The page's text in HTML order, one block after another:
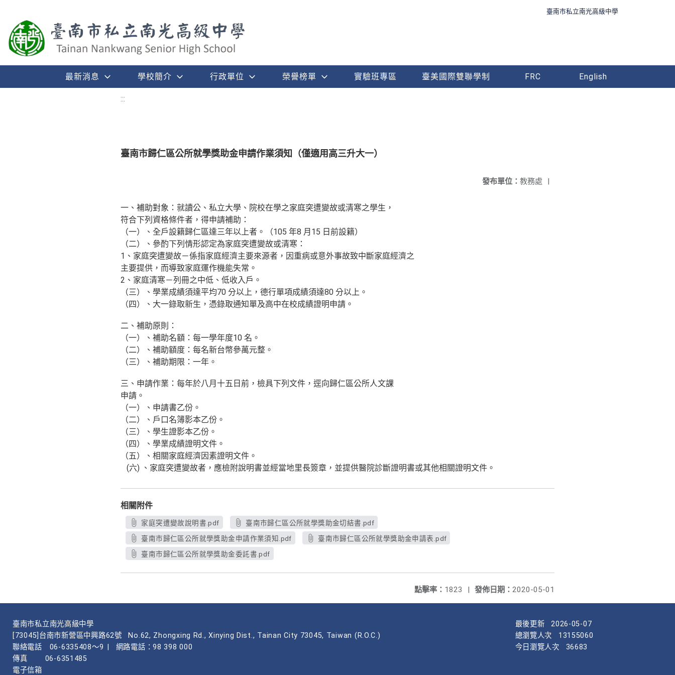
臺南市私立南光高級中學
最新消息 學校簡介 行政單位 榮譽榜單 實驗班專區 臺美國際雙聯學制 FRC English
:::
臺南市歸仁區公所就學獎助金申請作業須知（僅適用高三升大一）
發布單位： 教務處 |
一、補助對象：就讀公、私立大學、院校在學之家庭突遭變故或清寒之學生，
符合下列資格條件者，得申請補助：
（一）、全戶設籍歸仁區達三年以上者。（105 年8 月15 日前設籍）
（二）、參酌下列情形認定為家庭突遭變故或清寒：
1、家庭突遭變故－係指家庭經濟主要來源者，因重病或意外事故致中斷家庭經濟之
主要提供，而導致家庭運作機能失常。
2、家庭清寒－列冊之中低、低收入戶。
（三）、學業成績須達平均70 分以上，德行單項成績須達80 分以上。
（四）、大一錄取新生，憑錄取通知單及高中在校成績證明申請。
二、補助原則：
（一）、補助名額：每一學年度10 名。
（二）、補助額度：每名新台幣參萬元整。
（三）、補助期限：一年。
三、申請作業：每年於八月十五日前，檢具下列文件，逕向歸仁區公所人文課
申請。
（一）、申請書乙份。
（二）、戶口名簿影本乙份。
（三）、學生證影本乙份。
（四）、學業成績證明文件。
（五）、相關家庭經濟因素證明文件。
(六) 、家庭突遭變故者，應檢附說明書並經當地里長簽章，並提供醫院診斷證明書或其他相關證明文件。
相關附件
家庭突遭變故說明書.pdf
臺南市歸仁區公所就學獎助金切結書.pdf
臺南市歸仁區公所就學獎助金申請作業須知.pdf
臺南市歸仁區公所就學獎助金申請表.pdf
臺南市歸仁區公所就學獎助金委託書.pdf
發佈日期： 2020-05-01
點擊率： 1823 |
臺南市私立南光高級中學
[73045]台南市新營區中興路62號
No.62, Zhongxing Rd., Xinying Dist., Tainan City 73045, Taiwan (R.O.C.)
聯絡電話
06-6335408～9
網路電話：98 398 000
傳真
06-6351485
電子信箱
最後更新
2026-05-07
總瀏覽人次
13155060
今日瀏覽人次
36683